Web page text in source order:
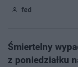
fed
Śmiertelny
z poniedziałku